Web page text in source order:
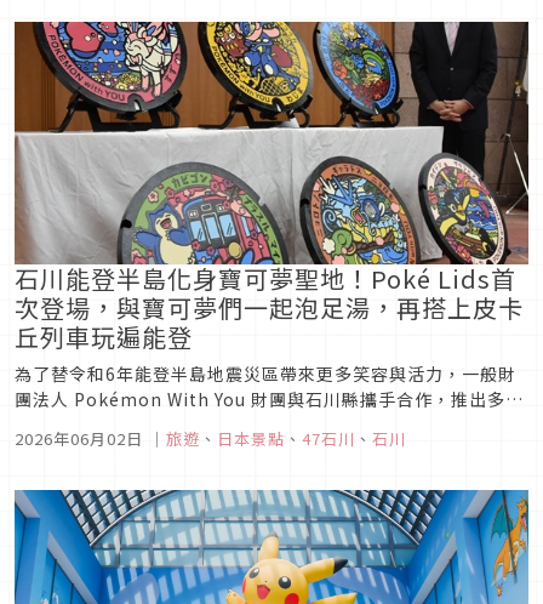
石川能登半島化身寶可夢聖地！Poké Lids首
次登場，與寶可夢們一起泡足湯，再搭上皮卡
丘列車玩遍能登
為了替令和6年能登半島地震災區帶來更多笑容與活力，一般財
團法人 Pokémon With You 財團與石川縣攜手合作，推出多項
Pokémon With You 機場」外，能登半島6個市町也將首次設
2026年06月02日 ｜ 旅遊 、 日本景點 、 47石川 、 石川